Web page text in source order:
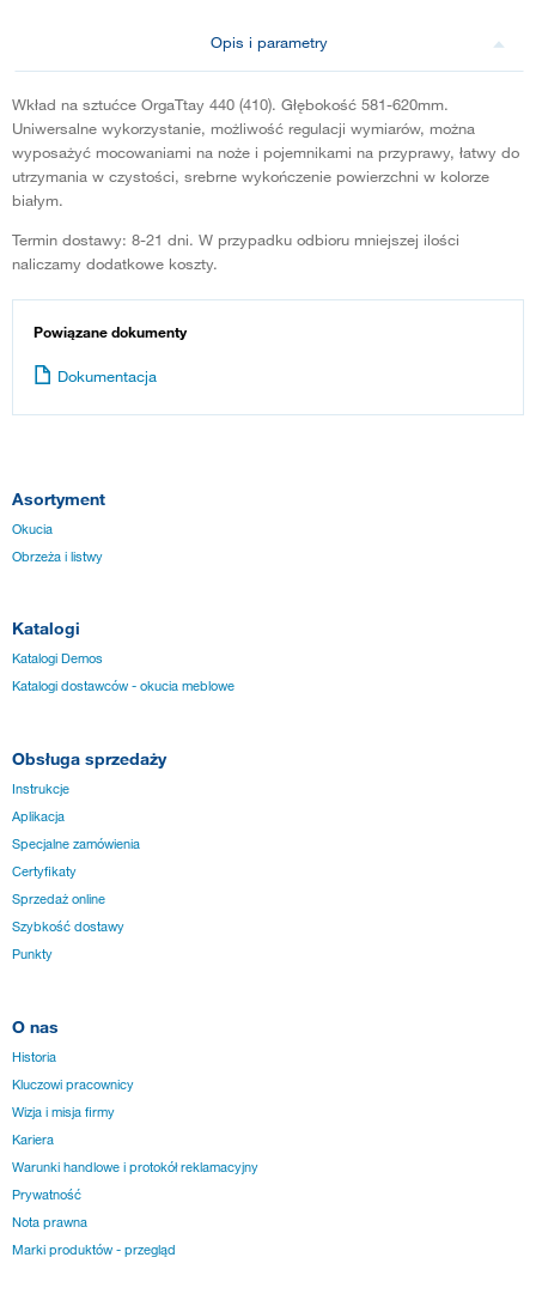
Opis i parametry
Wkład na sztućce OrgaTtay 440 (410). Głębokość 581-620mm.
Uniwersalne wykorzystanie, możliwość regulacji wymiarów, można
wyposażyć mocowaniami na noże i pojemnikami na przyprawy, łatwy do
utrzymania w czystości, srebrne wykończenie powierzchni w kolorze
białym.
Termin dostawy: 8-21 dni. W przypadku odbioru mniejszej ilości
naliczamy dodatkowe koszty.
Powiązane dokumenty
Dokumentacja
Asortyment
Okucia
Obrzeża i listwy
Katalogi
Katalogi Demos
Katalogi dostawców - okucia meblowe
Obsługa sprzedaży
Instrukcje
Aplikacja
Specjalne zamówienia
Certyfikaty
Sprzedaż online
Szybkość dostawy
Punkty
O nas
Historia
Kluczowi pracownicy
Wizja i misja firmy
Kariera
Warunki handlowe i protokół reklamacyjny
Prywatność
Nota prawna
Marki produktów - przegląd